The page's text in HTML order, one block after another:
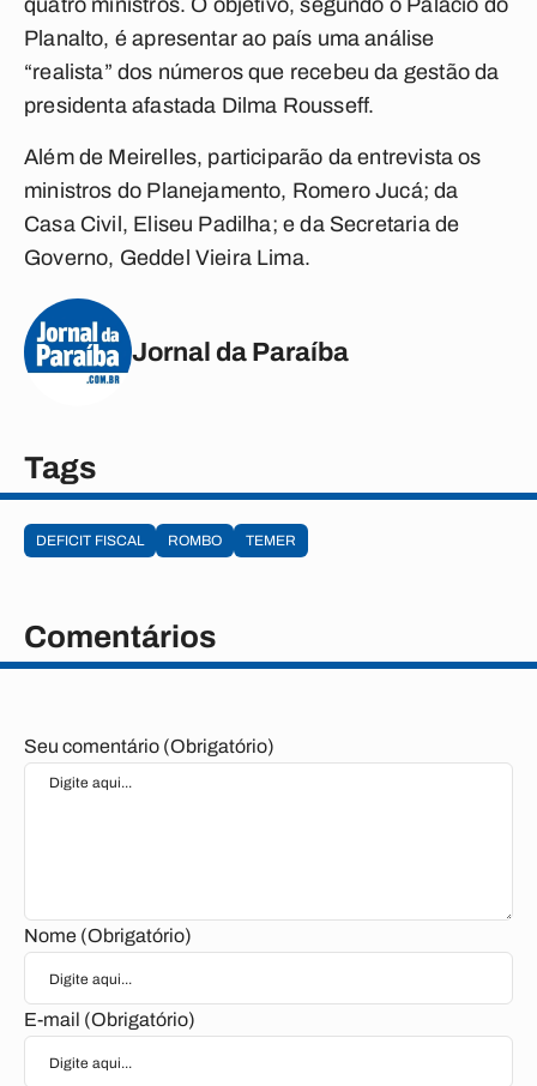
quatro ministros. O objetivo, segundo o Palácio do
Planalto, é apresentar ao país uma análise
“realista” dos números que recebeu da gestão da
presidenta afastada Dilma Rousseff.
Além de Meirelles, participarão da entrevista os
ministros do Planejamento, Romero Jucá; da
Casa Civil, Eliseu Padilha; e da Secretaria de
Governo, Geddel Vieira Lima.
Jornal da Paraíba
Tags
DEFICIT FISCAL ROMBO TEMER
Comentários
Seu comentário (Obrigatório)
Nome (Obrigatório)
E-mail (Obrigatório)